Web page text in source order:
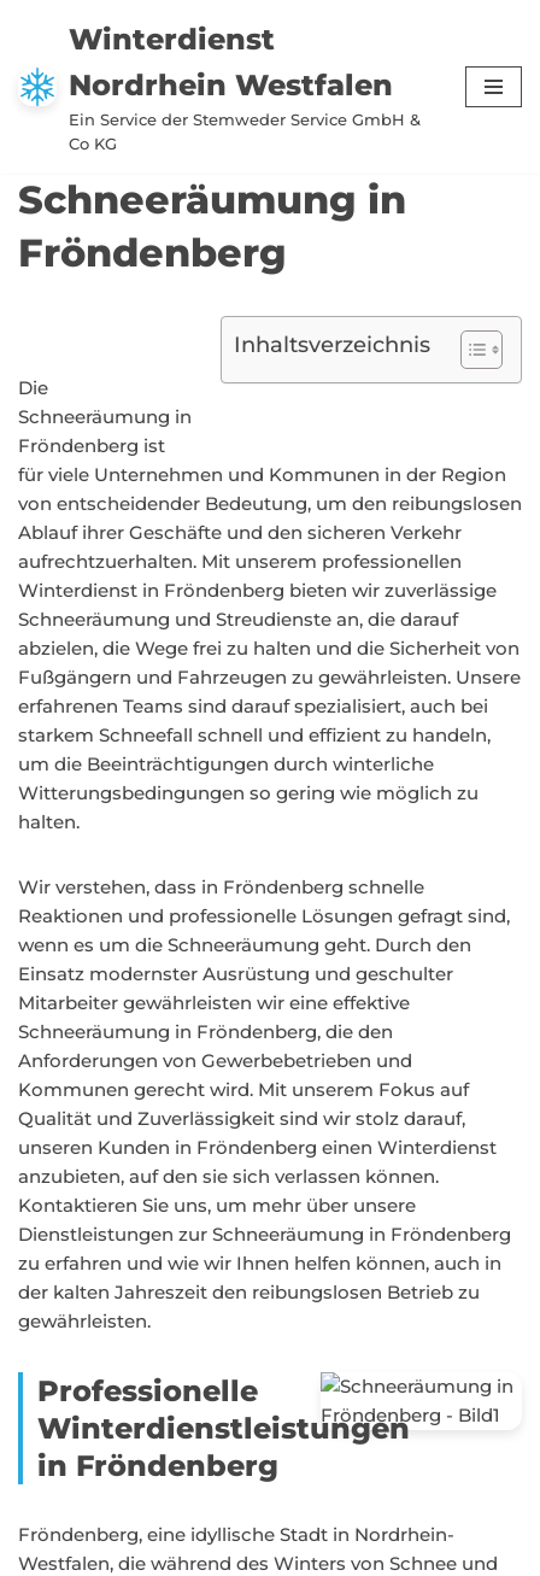
Zum
Inhalt
springen
Winterdienst
Nordrhein Westfalen
Ein Service der Stemweder Service GmbH &
Co KG
Schneeräumung in
Fröndenberg
Inhaltsverzeichnis
Die
Schneeräumung in
Fröndenberg ist
für viele Unternehmen und Kommunen in der Region
von entscheidender Bedeutung, um den reibungslosen
Ablauf ihrer Geschäfte und den sicheren Verkehr
aufrechtzuerhalten. Mit unserem professionellen
Winterdienst in Fröndenberg bieten wir zuverlässige
Schneeräumung und Streudienste an, die darauf
abzielen, die Wege frei zu halten und die Sicherheit von
Fußgängern und Fahrzeugen zu gewährleisten. Unsere
erfahrenen Teams sind darauf spezialisiert, auch bei
starkem Schneefall schnell und effizient zu handeln,
um die Beeinträchtigungen durch winterliche
Witterungsbedingungen so gering wie möglich zu
halten.
Wir verstehen, dass in Fröndenberg schnelle
Reaktionen und professionelle Lösungen gefragt sind,
wenn es um die Schneeräumung geht. Durch den
Einsatz modernster Ausrüstung und geschulter
Mitarbeiter gewährleisten wir eine effektive
Schneeräumung in Fröndenberg, die den
Anforderungen von Gewerbebetrieben und
Kommunen gerecht wird. Mit unserem Fokus auf
Qualität und Zuverlässigkeit sind wir stolz darauf,
unseren Kunden in Fröndenberg einen Winterdienst
anzubieten, auf den sie sich verlassen können.
Kontaktieren Sie uns, um mehr über unsere
Dienstleistungen zur Schneeräumung in Fröndenberg
zu erfahren und wie wir Ihnen helfen können, auch in
der kalten Jahreszeit den reibungslosen Betrieb zu
gewährleisten.
Professionelle
Winterdienstleistungen
in Fröndenberg
Fröndenberg, eine idyllische Stadt in Nordrhein-
Westfalen, die während des Winters von Schnee und